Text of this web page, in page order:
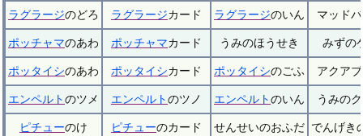
ラグラージのどろ ラグラージカード ラグラージのいん マッド
ポッチャマのあわ ポッチャマカード うみのほうせき みずの
ポッタイシのあわ ポッタイシカード ポッタイシのごふ アクア
エンペルトのツメ エンペルトのツノ エンペルトのいん うみの
ピチューのけ ピチューのカード せんせいのおふだ でんげき